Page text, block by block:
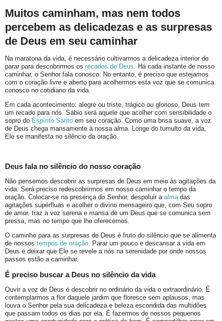
Muitos caminham, mas nem todos
percebem as delicadezas e as surpresas
de Deus em seu caminhar
Na maratona da vida, é necessário cultivarmos a delicadeza interior de
parar para descobrirmos os recados de Deus . Há cada instante de nosso
caminhar, o Senhor fala conosco. No entanto, é preciso que estejamos
com o coração livre e aberto para acolhermos esta voz que se comunica
conosco no cotidiano da vida.
Em cada acontecimento: alegre ou triste, trágico ou glorioso, Deus tem
um recado para nós. Sábio será aquele que acolher com sensibilidade o
sopro do Espírito Santo em seu coração. Como uma brisa suave, a voz
de Deus chega mansamente à nossa alma. Longe do tumulto da vida,
Ele se manifesta no silêncio da oração.
Deus fala no silêncio do nosso coração
Não pensemos descobrir as surpresas de Deus em meio às agitações da
vida. Será preciso redescobrirmos em nosso caminhar o tempo da
oração. Colocar-se na presença do Senhor, despoluir a alma das
agitações supérfluas e acolher o divino mensageiro que, com Seu sopro
de amor, traz a voz serena e mansa de um Deus que se comunica sem
pressa, mas no tempo que lhe oferecemos.
O caminho para as surpresas de Deus é fruto do silêncio que se alimenta
de nossos tempos de oração . Parar um pouco e descansar a vida em
Deus é deixar que Ele se revele a nós na serenidade por onde nossos
passos estão a caminhar.
É preciso buscar a Deus no silêncio da vida
Ouvir a voz de Deus é descobrir no ordinário da vida o extraordinário. É
contemplarmos a flor daquele jardim que floresce sem aplausos, mas
louva o Senhor pela sua delicadeza e beleza escondida das multidões
que passam todos os dias por ela. É fazermos de nossos pequenos